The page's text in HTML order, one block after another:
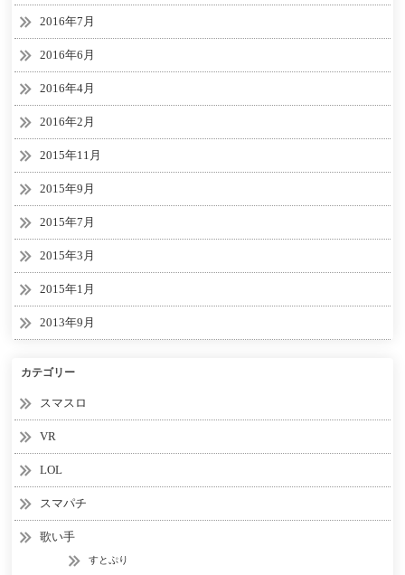
2016年7月
2016年6月
2016年4月
2016年2月
2015年11月
2015年9月
2015年7月
2015年3月
2015年1月
2013年9月
カテゴリー
スマスロ
VR
LOL
スマパチ
歌い手
すとぷり